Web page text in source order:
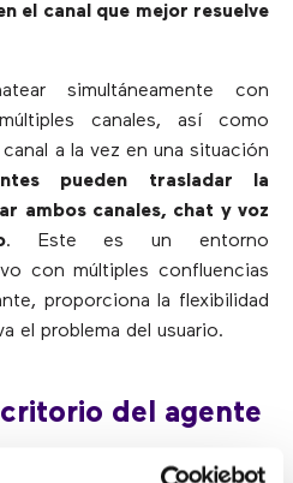
el canal que mejor resuelve
simultáneamente con
canales, así como
a la vez en una situación
pueden trasladar la
ambos canales, chat y voz
. Este es un entorno
con múltiples confluencias
proporciona la flexibilidad
el problema del usuario.
del agente